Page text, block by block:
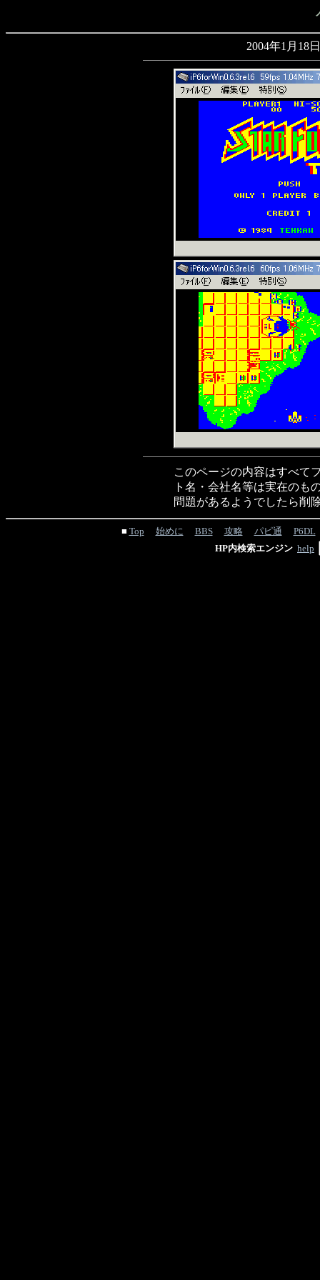
2004年1月18
このページの内容はすべて
ト名・会社名等は実在のも
問題があるようでしたら削
■ Top 始めに BBS 攻略 パピ通
P6DL
HP内検索エンジン help